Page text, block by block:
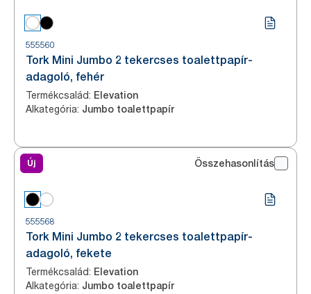
555560
Tork Mini Jumbo 2 tekercses toalettpapír-
adagoló, fehér
Termékcsalád: Elevation
Alkategória: Jumbo toalettpapír
Új Összehasonlítás
555568
Tork Mini Jumbo 2 tekercses toalettpapír-
adagoló, fekete
Termékcsalád: Elevation
Alkategória: Jumbo toalettpapír